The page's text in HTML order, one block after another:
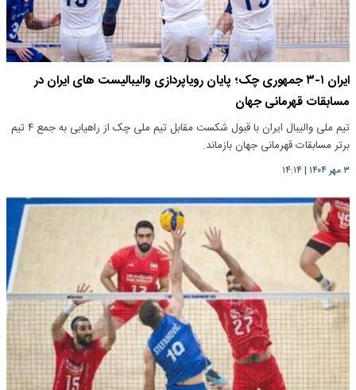
ایران ۱-۳ جمهوری چک؛ پایان رویاپردازی والیبالیست های ایران در
مسابقات قهرمانی جهان
تیم ملی والیبال ایران با قبول شکست مقابل تیم ملی چک از راهیابی به جمع ۴ تیم
برتر مسابقات قهرمانی جهان بازماند.
۳ مهر ۱۴۰۴ |۱۴:۱۴